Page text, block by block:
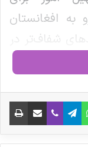
به افغانستان
شفاف‌تر در
تأکید
سازمان
آزمایشگاهی و
واتس آپ تلگرام وایبر اشتراک گذاری از طریق ایمیل